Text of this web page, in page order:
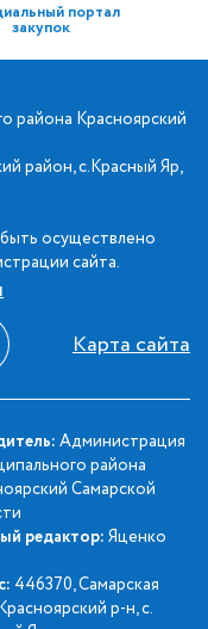
портал
закупок
района Красноярский
район, с.Красный Яр,
осуществлено
сайта.
Карта сайта
Администрация
района
Самарской
редактор: Яценко
446370, Самарская
р-н, с.